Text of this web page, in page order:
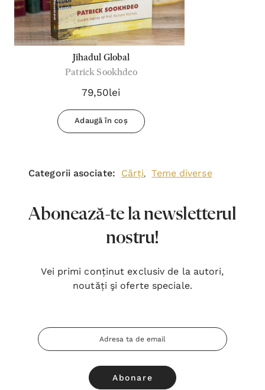
Jihadul Global
Patrick Sookhdeo
79,50lei
Adaugă în coș
Categorii asociate: Cărți, Teme diverse
Abonează-te la newsletterul
nostru!
Vei primi conținut exclusiv de la autori,
noutăți şi oferte speciale.
Adresa
Email